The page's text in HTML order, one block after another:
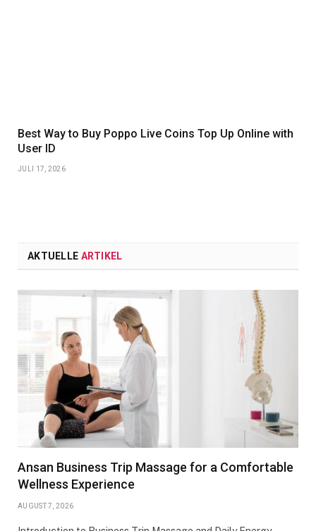
Best Way to Buy Poppo Live Coins Top Up Online with
User ID
JULI 17, 2026
AKTUELLE ARTIKEL
Ansan Business Trip Massage for a Comfortable
Wellness Experience
AUGUST 7, 2026